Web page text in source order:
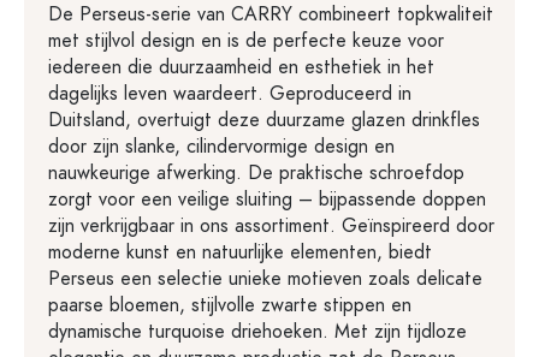
De Perseus-serie van CARRY combineert topkwaliteit
met stijlvol design en is de perfecte keuze voor
iedereen die duurzaamheid en esthetiek in het
dagelijks leven waardeert. Geproduceerd in
Duitsland, overtuigt deze duurzame glazen drinkfles
door zijn slanke, cilindervormige design en
nauwkeurige afwerking. De praktische schroefdop
zorgt voor een veilige sluiting – bijpassende doppen
zijn verkrijgbaar in ons assortiment. Geïnspireerd door
moderne kunst en natuurlijke elementen, biedt
Perseus een selectie unieke motieven zoals delicate
paarse bloemen, stijlvolle zwarte stippen en
dynamische turquoise driehoeken. Met zijn tijdloze